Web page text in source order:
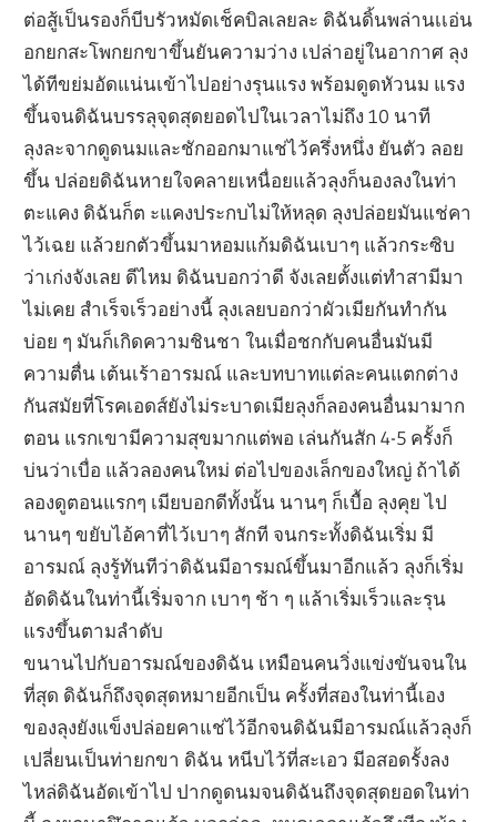
ต่อสู้เป็นรองก็บีบรัวหมัดเช็คบิลเลยละ ดิฉันดิ้นพล่านเเอ่น
อกยกสะโพกยกขาขึ้นยันความว่าง เปล่าอยู่ในอากาศ ลุง
ได้ทีขย่มอัดแน่นเข้าไปอย่างรุนแรง พร้อมดูดหัวนม แรง
ขึ้นจนดิฉันบรรลุจุดสุดยอดไปในเวลาไม่ถึง 10 นาที
ลุงละจากดูดนมและชักออกมาแช่ไว้ครึ่งหนึ่ง ยันตัว ลอย
ขึ้น ปล่อยดิฉันหายใจคลายเหนื่อยแล้วลุงก็นองลงในท่า
ตะแคง ดิฉันก็ต ะแคงประกบไม่ให้หลุด ลุงปล่อยมันแช่คา
ไว้เฉย แล้วยกตัวขึ้นมาหอมแก้มดิฉันเบาๆ แล้วกระซิบ
ว่าเก่งจังเลย ดีไหม ดิฉันบอกว่าดี จังเลยตั้งแต่ทำสามีมา
ไม่เคย สำเร็จเร็วอย่างนี้ ลุงเลยบอกว่าผัวเมียกันทำกัน
บ่อย ๆ มันก็เกิดความชินชา ในเมื่อชกกับคนอื่นมันมี
ความตื่น เต้นเร้าอารมณ์ และบทบาทแต่ละคนแตกต่าง
กันสมัยที่โรคเอดส์ยังไม่ระบาดเมียลุงก็ลองคนอื่นมามาก
ตอน แรกเขามีความสุขมากแต่พอ เล่นกันสัก 4-5 ครั้งก็
บ่นว่าเบื่อ แล้วลองคนใหม่ ต่อไปของเล็กของใหญ่ ถ้าได้
ลองดูตอนแรกๆ เมียบอกดีทั้งนั้น นานๆ ก็เบื้อ ลุงคุย ไป
นานๆ ขยับไอ้คาที่ไว้เบาๆ สักที จนกระทั้งดิฉันเริ่ม มี
อารมณ์ ลุงรู้ทันทีว่าดิฉันมีอารมณ์ขึ้นมาอีกแล้ว ลุงก็เริ่ม
อัดดิฉันในท่านี้เริ่มจาก เบาๆ ช้า ๆ แล้าเริ่มเร็วและรุน
แรงขึ้นตามลำดับ
ขนานไปกับอารมณ์ของดิฉัน เหมือนคนวิ่งแข่งขันจนใน
ที่สุด ดิฉันก็ถึงจุดสุดหมายอีกเป็น ครั้งที่สองในท่านี้เอง
ของลุงยังแข็งปล่อยคาแช่ไว้อีกจนดิฉันมีอารมณ์แล้วลุงก็
เปลี่ยนเป็นท่ายกขา ดิฉัน หนีบไว้ที่สะเอว มีอสอดรั้งลง
ไหล่ดิฉันอัดเข้าไป ปากดูดนมจนดิฉันถึงจุดสุดยอดในท่า